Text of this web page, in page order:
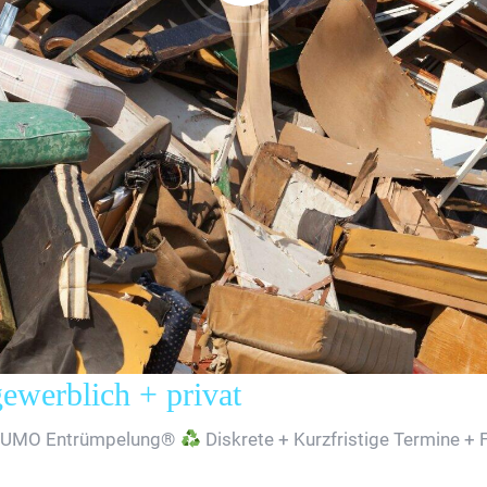
+ privat
Entrümpelung® Diskrete + Kurzfristige Termine +